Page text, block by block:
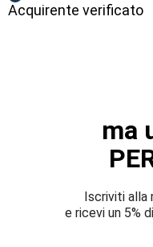
Acquirente verificato
ma
Iscriviti alla
e ricevi un 5%